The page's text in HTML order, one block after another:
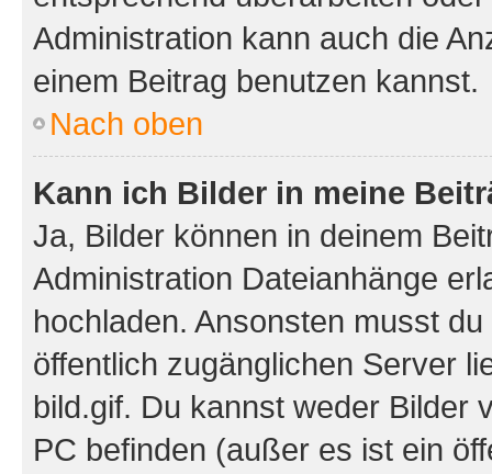
Administration kann auch die
einem Beitrag benutzen kannst.
Nach oben
Kann ich Bilder in meine
Ja, Bilder können in deinem
Administration Dateianhänge
hochladen. Ansonsten musst
öffentlich zugänglichen Server
bild.gif. Du kannst weder Bilder
PC befinden (außer es ist ein